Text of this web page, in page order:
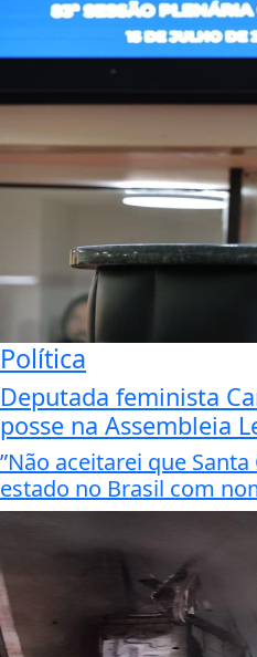
Política
Deputada feminista
posse na Assembleia
”Não aceitarei que
estado no Brasil com